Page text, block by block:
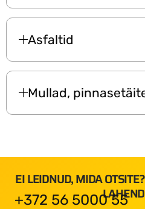
Asfaltid
Mullad,
EI LEIDNUD, MIDA
+372 56 5000 55